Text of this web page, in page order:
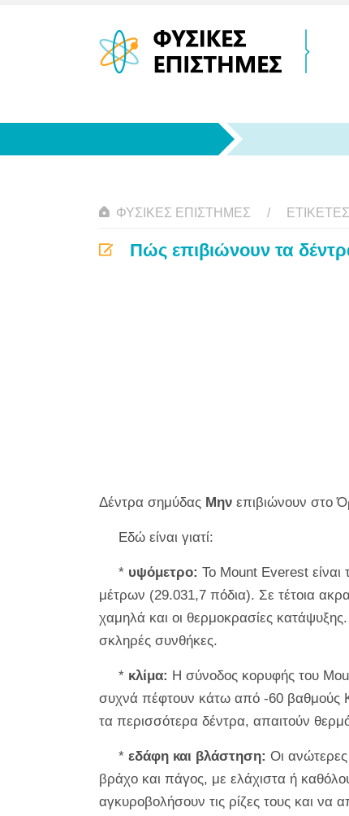
ΦΥΣΙΚΈΣ ΕΠΙΣΤΉΜΕΣ ΕΤΙΚΈΤΕΣ
Πώς επιβιώνουν τα
Δέντρα σημύδας Μην επιβιώνουν στο
Εδώ είναι γιατί:
* υψόμετρο: Το Mount Everest
μέτρων (29.031,7 πόδια). Σε τέτοια
χαμηλά και οι θερμοκρασίες
σκληρές συνθήκες.
* κλίμα: Η σύνοδος κορυφής του
συχνά πέφτουν κάτω από -60 βαθμούς
τα περισσότερα δέντρα, απαιτούν
* εδάφη και βλάστηση: Οι
βράχο και πάγος, με ελάχιστα ή
αγκυροβολήσουν τις ρίζες τους και να